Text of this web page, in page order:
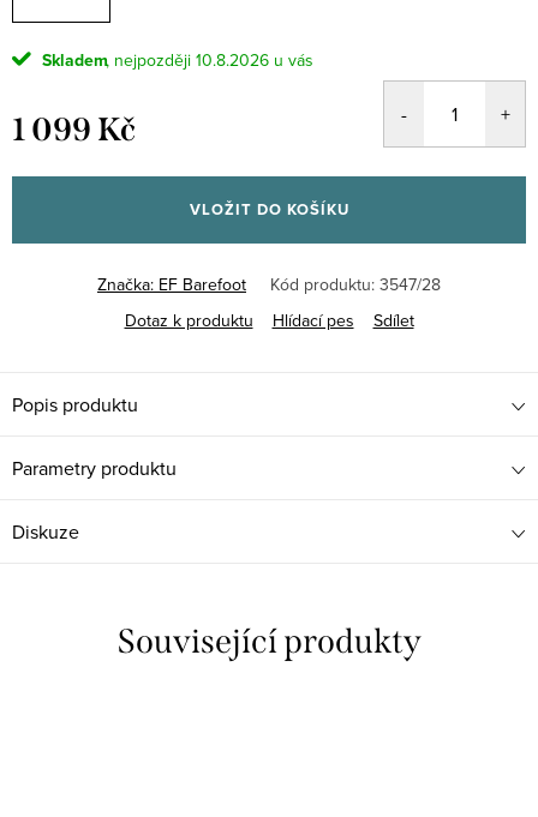
Skladem 10.8.2026
1 099 Kč
cena:
VLOŽIT DO KOŠÍKU
Značka: EF Barefoot Kód produktu: 3547/28
Dotaz k produktu
Hlídací pes Sdílet
Popis produktu
Parametry produktu
Diskuze
Související produkty